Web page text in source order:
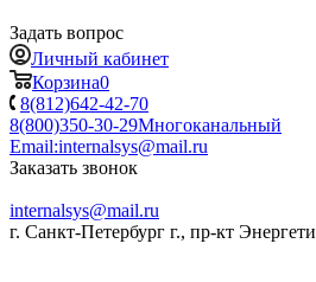
Задать вопрос
Личный кабинет
Корзина0
8(812)642-42-70
8(800)350-30-29Многоканальный
Email:internalsys@mail.ru
Заказать звонок
internalsys@mail.ru
г. Санкт-Петербург г., пр-кт